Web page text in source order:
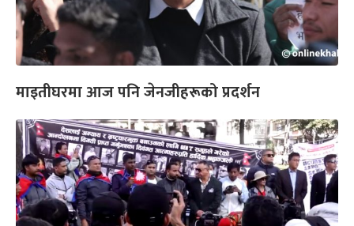
माइतीघरमा आज पनि जेनजीहरूको प्रदर्शन